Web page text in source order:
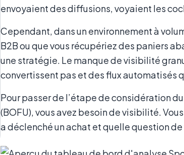
envoyaient des diffusions, voyaient les
Cependant, dans un environnement à
B2B ou que vous récupériez des paniers
une stratégie. Le manque de visibilité
convertissent pas et des flux automatisés
Pour passer de l’étape de considération
(BOFU), vous avez besoin de visibilité.
a déclenché un achat et quelle question